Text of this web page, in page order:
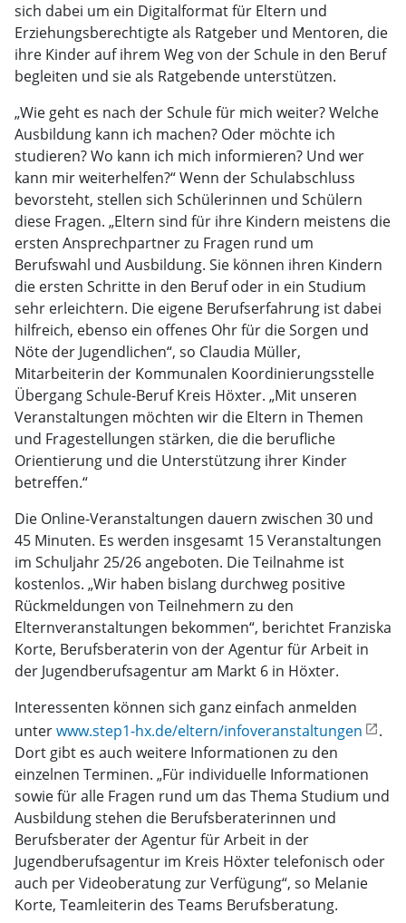
sich dabei um ein Digitalformat für Eltern und
Erziehungsberechtigte als Ratgeber und Mentoren, die
ihre Kinder auf ihrem Weg von der Schule in den Beruf
begleiten und sie als Ratgebende unterstützen.
„Wie geht es nach der Schule für mich weiter? Welche
Ausbildung kann ich machen? Oder möchte ich
studieren? Wo kann ich mich informieren? Und wer
kann mir weiterhelfen?“ Wenn der Schulabschluss
bevorsteht, stellen sich Schülerinnen und Schülern
diese Fragen. „Eltern sind für ihre Kindern meistens die
ersten Ansprechpartner zu Fragen rund um
Berufswahl und Ausbildung. Sie können ihren Kindern
die ersten Schritte in den Beruf oder in ein Studium
sehr erleichtern. Die eigene Berufserfahrung ist dabei
hilfreich, ebenso ein offenes Ohr für die Sorgen und
Nöte der Jugendlichen“, so Claudia Müller,
Mitarbeiterin der Kommunalen Koordinierungsstelle
Übergang Schule-Beruf Kreis Höxter. „Mit unseren
Veranstaltungen möchten wir die Eltern in Themen
und Fragestellungen stärken, die die berufliche
Orientierung und die Unterstützung ihrer Kinder
betreffen.“
Die Online-Veranstaltungen dauern zwischen 30 und
45 Minuten. Es werden insgesamt 15 Veranstaltungen
im Schuljahr 25/26 angeboten. Die Teilnahme ist
kostenlos. „Wir haben bislang durchweg positive
Rückmeldungen von Teilnehmern zu den
Elternveranstaltungen bekommen“, berichtet Franziska
Korte, Berufsberaterin von der Agentur für Arbeit in
der Jugendberufsagentur am Markt 6 in Höxter.
Interessenten können sich ganz einfach anmelden
unterwww.step1-hx.de/eltern/infoveranstaltungen
.
Dort gibt es auch weitere Informationen zu den
einzelnen Terminen. „Für individuelle Informationen
sowie für alle Fragen rund um das Thema Studium und
Ausbildung stehen die Berufsberaterinnen und
Berufsberater der Agentur für Arbeit in der
Jugendberufsagentur im Kreis Höxter telefonisch oder
auch per Videoberatung zur Verfügung“, so Melanie
Korte, Teamleiterin des Teams Berufsberatung.